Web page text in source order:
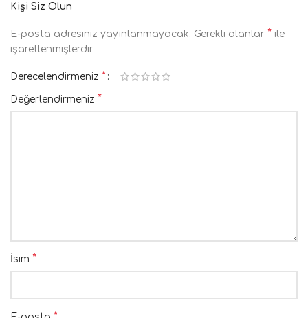
Kişi Siz Olun
E-posta adresiniz yayınlanmayacak. Gerekli alanlar * ile
işaretlenmişlerdir
Derecelendirmeniz *
Değerlendirmeniz *
İsim *